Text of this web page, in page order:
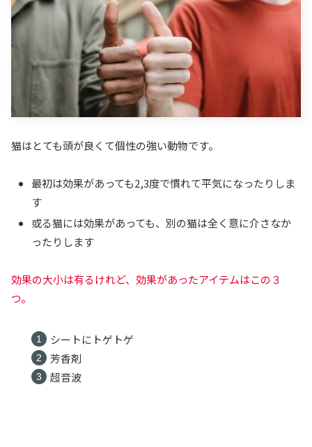
猫はとても頭が良くて個性の強い動物です。
最初は効果があっても2,3度で慣れて平気になったりしま
す
或る猫には効果があっても、別の猫は全く意に介さなか
ったりします
効果の大小は有るけれど、効果があったアイテムはこの３
つ。
シートにトゲトゲ
芳香剤
超音波